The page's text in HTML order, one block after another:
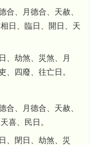
合、月德合、天赦、
日、臨日、開日、天
、劫煞、災煞、月
、四廢、往亡日。
合、月德合、天赦、
喜、民日。
、閉日、劫煞、災